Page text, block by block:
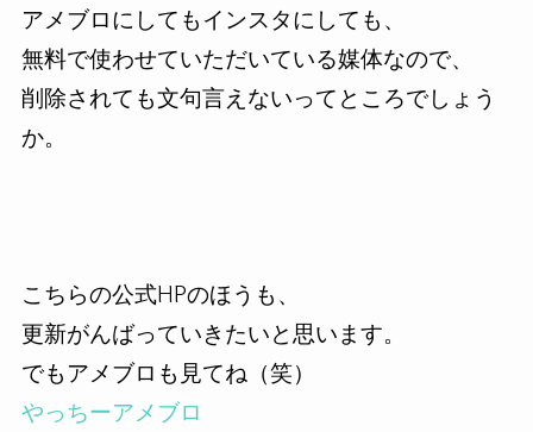
アメブロにしてもインスタにしても、
無料で使わせていただいている媒体なので、
削除されても文句言えないってところでしょう
か。
こちらの公式HPのほうも、
更新がんばっていきたいと思います。
でもアメブロも見てね（笑）
やっちーアメブロ